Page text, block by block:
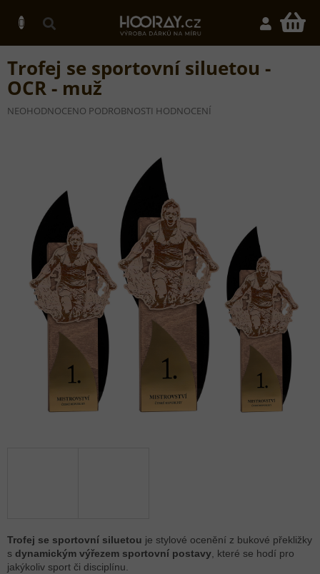
obsah
Trofej se sportovní siluetou -
OCR - muž
PRŮMĚRNÉ
NEOHODNOCENO PODROBNOSTI HODNOCENÍ
Trofej se sportovní siluetou je stylové ocenění z bukové překližky
s dynamickým výřezem sportovní postavy, které se hodí pro
jakýkoliv sport či disciplínu.